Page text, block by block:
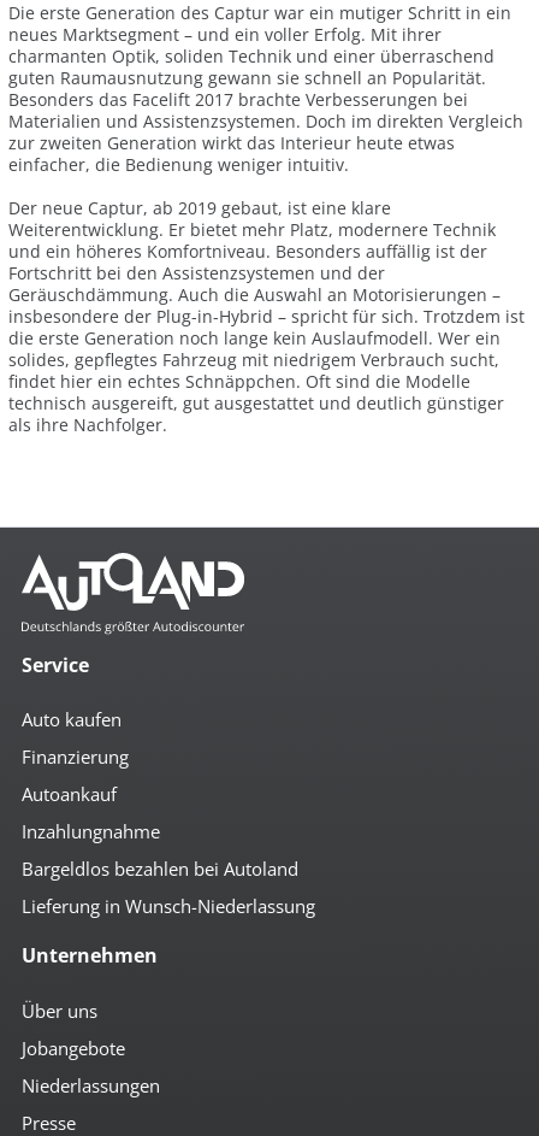
Die erste Generation des Captur war ein mutiger Schritt in ein
neues Marktsegment – und ein voller Erfolg. Mit ihrer
charmanten Optik, soliden Technik und einer überraschend
guten Raumausnutzung gewann sie schnell an Popularität.
Besonders das Facelift 2017 brachte Verbesserungen bei
Materialien und Assistenzsystemen. Doch im direkten Vergleich
zur zweiten Generation wirkt das Interieur heute etwas
einfacher, die Bedienung weniger intuitiv.
Der neue Captur, ab 2019 gebaut, ist eine klare
Weiterentwicklung. Er bietet mehr Platz, modernere Technik
und ein höheres Komfortniveau. Besonders auffällig ist der
Fortschritt bei den Assistenzsystemen und der
Geräuschdämmung. Auch die Auswahl an Motorisierungen –
insbesondere der Plug-in-Hybrid – spricht für sich. Trotzdem ist
die erste Generation noch lange kein Auslaufmodell. Wer ein
solides, gepflegtes Fahrzeug mit niedrigem Verbrauch sucht,
findet hier ein echtes Schnäppchen. Oft sind die Modelle
technisch ausgereift, gut ausgestattet und deutlich günstiger
als ihre Nachfolger.
Service
Auto kaufen
Finanzierung
Autoankauf
Inzahlungnahme
Bargeldlos bezahlen bei Autoland
Lieferung in Wunsch-Niederlassung
Unternehmen
Über uns
Jobangebote
Niederlassungen
Presse